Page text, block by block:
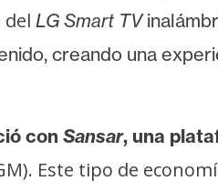
LG Smart TV
creando una
con Sansar, una
Este tipo de